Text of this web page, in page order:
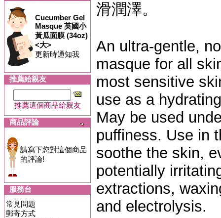
Cucumber Gel
Masque 英國小
黃瓜面膜 (34oz)
<大>
更新時通知我
推薦給親友
推薦這個商品給親友
商品評論
請寫下您對這個商品
的評論!
服務台
常見問題
郵寄方式
滑潤澤。
An ultra-gentle,
masque for all
most sensitive
use as a
May be used
puffiness. Use in
soothe the skin,
potentially
extractions,
and electrolysis.